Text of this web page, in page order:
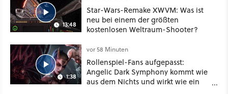
13:48
Star-Wars-Remake XWVM: Was ist
neu bei einem der größten
kostenlosen Weltraum-Shooter?
1:38
vor 58 Minuten
Rollenspiel-Fans aufgepasst:
Angelic Dark Symphony kommt wie
aus dem Nichts und wirkt wie ein